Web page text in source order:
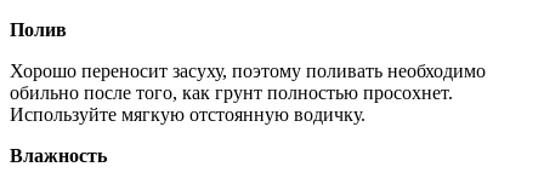
Полив
Хорошо переносит засуху, поэтому поливать необходимо
обильно после того, как грунт полностью просохнет.
Используйте мягкую отстоянную водичку.
Влажность